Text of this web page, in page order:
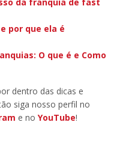
por que ela é
O que é e Como
dentro das dicas e
siga nosso perfil no
e no YouTube!